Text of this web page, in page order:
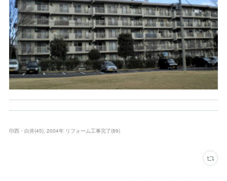
印西・白井(45) 2004年 リフォーム工事完了(89)